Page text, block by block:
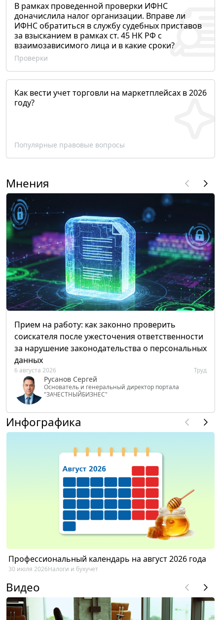
В рамках проведенной проверки ИФНС
доначислила налог организации. Вправе ли
ИФНС обратиться в службу судебных приставов
за взысканием в рамках ст. 45 НК РФ с
взаимозависимого лица и в какие сроки?
Проверки
Как вести учет торговли на маркетплейсах в 2026
году?
Популярные правовые вопросы
Мнения
Прием на работу: как законно проверить
соискателя после ужесточения ответственности
за нарушение законодательства о персональных
данных
6 августа 2026 Труд
Русанов Сергей
Основатель и генеральный директор портала
"ЗАЧЕСТНЫЙБИЗНЕС"
Инфографика
Профессиональный календарь на август 2026 года
30 июля 2026Налоги и бухучет
Видео